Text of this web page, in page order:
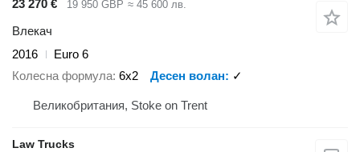
23 270 €
19 950 GBP ≈ 45 600 лв.
Влекач
2016
Euro 6
Колесна формула 6x2 Десен волан ✓
Великобритания, Stoke on Trent
Law Trucks